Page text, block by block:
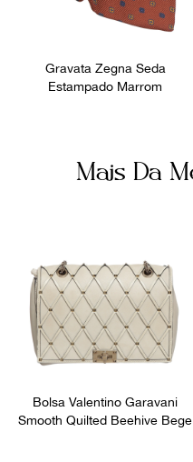
Gravata Zegna Seda
Estampado Marrom
Mais Da
Bolsa Valentino Garavani
Smooth Quilted Beehive Bege